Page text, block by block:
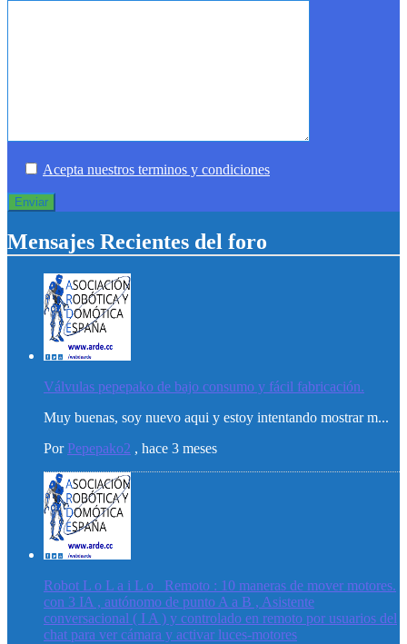
Acepta nuestros terminos y condiciones
Mensajes Recientes del foro
Válvulas pepepako de bajo consumo y fácil fabricación.
Muy buenas, soy nuevo aqui y estoy intentando mostrar m...
Por Pepepako2 , hace 3 meses
Robot L o L a i L o _Remoto : 10 maneras de mover motores.
con 3 IA , autónomo de punto A a B , Asistente
conversacional ( I A ) y controlado en remoto por usuarios del
chat para ver cámara y activar luces-motores